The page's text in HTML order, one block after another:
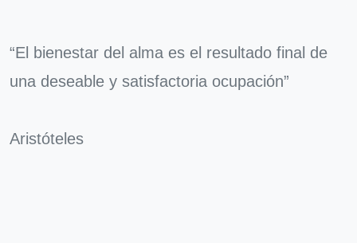
“El bienestar del alma es el resultado final de
una deseable y satisfactoria ocupación”
Aristóteles